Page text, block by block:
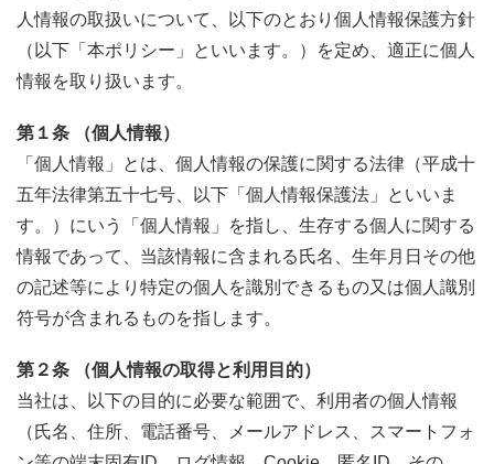
人情報の取扱いについて、以下のとおり個人情報保護方針
（以下「本ポリシー」といいます。）を定め、適正に個人
情報を取り扱います。
第１条 （個人情報）
「個人情報」とは、個人情報の保護に関する法律（平成十
五年法律第五十七号、以下「個人情報保護法」といいま
す。）にいう「個人情報」を指し、生存する個人に関する
情報であって、当該情報に含まれる氏名、生年月日その他
の記述等により特定の個人を識別できるもの又は個人識別
符号が含まれるものを指します。
第２条 （個人情報の取得と利用目的）
当社は、以下の目的に必要な範囲で、利用者の個人情報
（氏名、住所、電話番号、メールアドレス、スマートフォ